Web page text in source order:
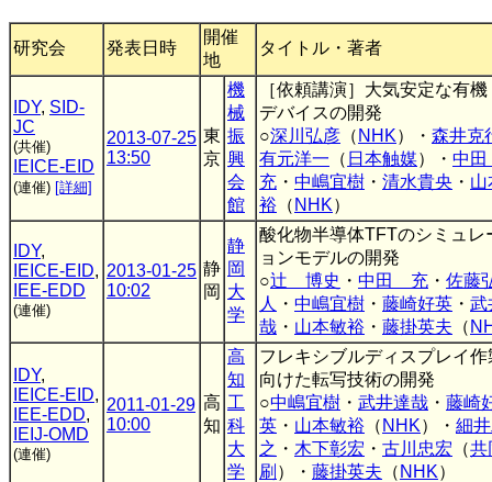
研究会 発表日時
開催
地
タイトル・著者
IDY, SID-
JC
(共催)
IEICE-EID
(連催) [詳細]
2013-07-25
13:50
東
京
機
械
振
興
会
館
［依頼講演］大気安定な有
デバイスの開発
○深川弘彦 （ NHK）・ 森井克
有元洋一 （ 日本触媒）・ 中
充 ・ 中嶋宜樹 ・ 清水貴央 ・ 山
裕 （ NHK）
IDY,
IEICE-EID,
IEE-EDD
(連催)
2013-01-25
10:02
静
岡
静
岡
大
学
酸化物半導体TFTのシミュレ
ョンモデルの開発
○辻 博史 ・ 中田 充 ・ 佐藤
人
・ 中嶋宜樹 ・ 藤崎好英 ・ 武
哉 ・ 山本敏裕 ・ 藤掛英夫 （
IDY,
IEICE-EID,
IEE-EDD,
IEIJ-OMD
(連催)
2011-01-29
10:00
高
知
高
知
工
科
大
学
フレキシブルディスプレイ作
向けた転写技術の開発
○中嶋宜樹 ・ 武井達哉 ・ 藤崎
英 ・ 山本敏裕 （ NHK）・ 細
之 ・ 木下彰宏 ・ 古川忠宏 （共
刷 ）・ 藤掛英夫 （ NHK）